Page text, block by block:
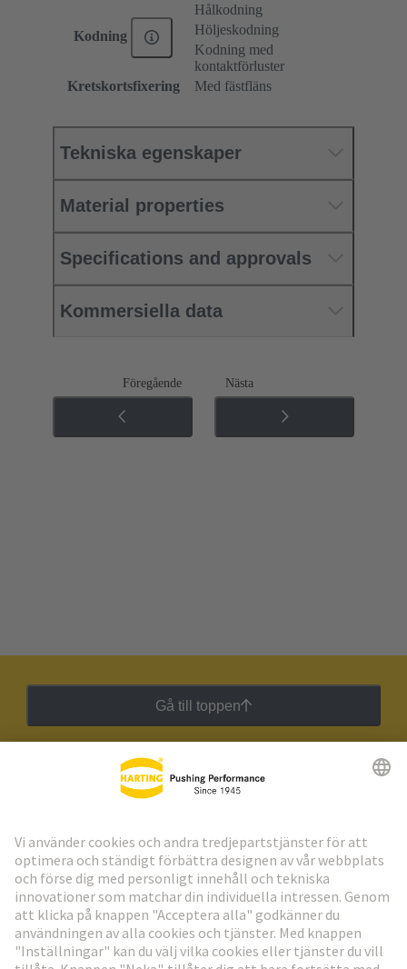
Kodning
Hålkodning
Höljeskodning
Kodning med
kontaktförluster
Kretskortsfixering
Med fästfläns
Tekniska egenskaper
Material properties
Specifications and approvals
Kommersiella data
Föregående Nästa
Gå till toppen
HARTING:s nyhetsbrev
Gå till registrering
Social Media